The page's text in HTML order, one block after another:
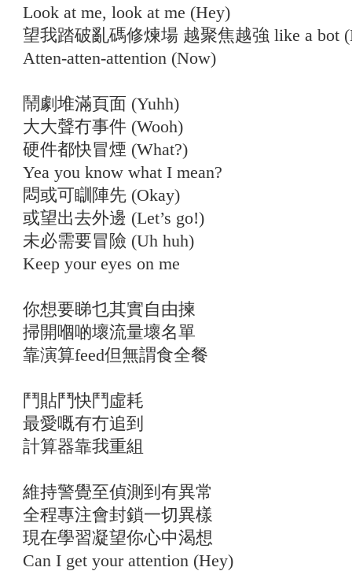
Look at me, look at me (Hey)
望我踏破亂碼修煉場 越聚焦越強 like a bot
Atten-atten-attention (Now)
鬧劇堆滿頁面 (Yuhh)
大大聲冇事件 (Wooh)
硬件都快冒煙 (What?)
Yea you know what I mean?
悶或可瞓陣先 (Okay)
或望出去外邊 (Let’s go!)
未必需要冒險 (Uh huh)
Keep your eyes on me
你想要睇乜其實自由揀
掃開嗰啲壞流量壞名單
靠演算feed但無謂食全餐
鬥貼鬥快鬥虛耗
最愛嘅有冇追到
計算器靠我重組
維持警覺至偵測到有異常
全程專注會封鎖一切異樣
現在學習凝望你心中渴想
Can I get your attention (Hey)